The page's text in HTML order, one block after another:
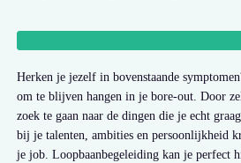
Herken je jezelf in bovenstaande
om te blijven hangen in je bore-out. Door
zoek te gaan naar de dingen die je echt
bij je talenten, ambities en persoonlijkheid
je job. Loopbaanbegeleiding kan je perfect